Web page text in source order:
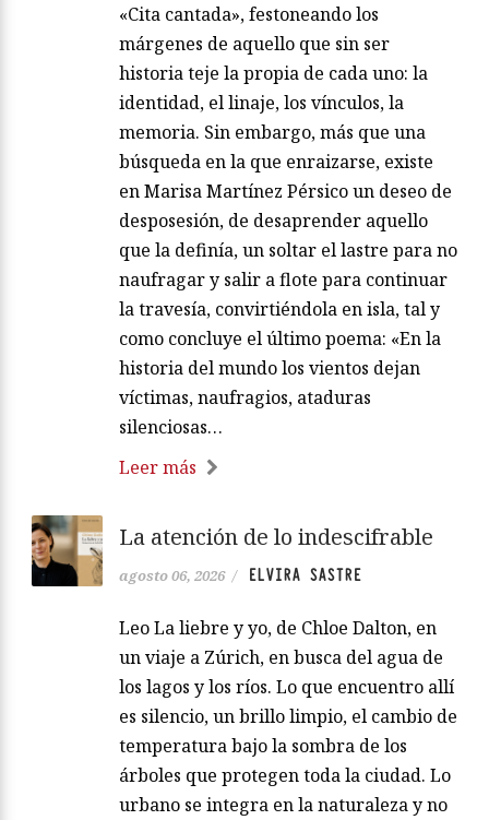
«Cita cantada», festoneando los
márgenes de aquello que sin ser
historia teje la propia de cada uno: la
identidad, el linaje, los vínculos, la
memoria. Sin embargo, más que una
búsqueda en la que enraizarse, existe
en Marisa Martínez Pérsico un deseo de
desposesión, de desaprender aquello
que la definía, un soltar el lastre para no
naufragar y salir a flote para continuar
la travesía, convirtiéndola en isla, tal y
como concluye el último poema: «En la
historia del mundo los vientos dejan
víctimas, naufragios, ataduras
silenciosas…
Leer más
La atención de lo indescifrable
agosto 06, 2026 / ELVIRA SASTRE
Leo La liebre y yo, de Chloe Dalton, en
un viaje a Zúrich, en busca del agua de
los lagos y los ríos. Lo que encuentro allí
es silencio, un brillo limpio, el cambio de
temperatura bajo la sombra de los
árboles que protegen toda la ciudad. Lo
urbano se integra en la naturaleza y no